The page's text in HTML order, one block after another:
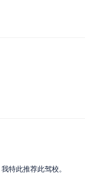
特此推荐此驾校。